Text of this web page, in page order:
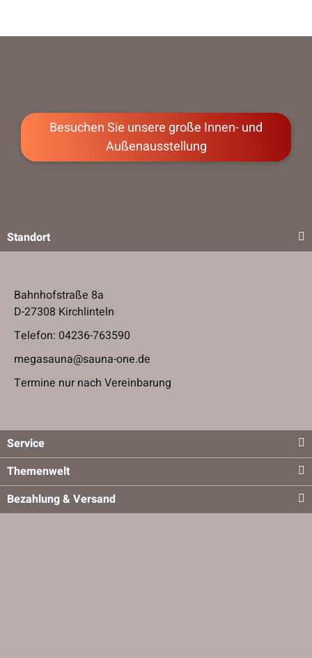
Besuchen Sie unsere große Innen- und
Außenausstellung
Standort
Bahnhofstraße 8a
D-27308 Kirchlinteln
Telefon: 04236-763590
megasauna@sauna-one.de
Termine nur nach Vereinbarung
Service
Themenwelt
Bezahlung & Versand